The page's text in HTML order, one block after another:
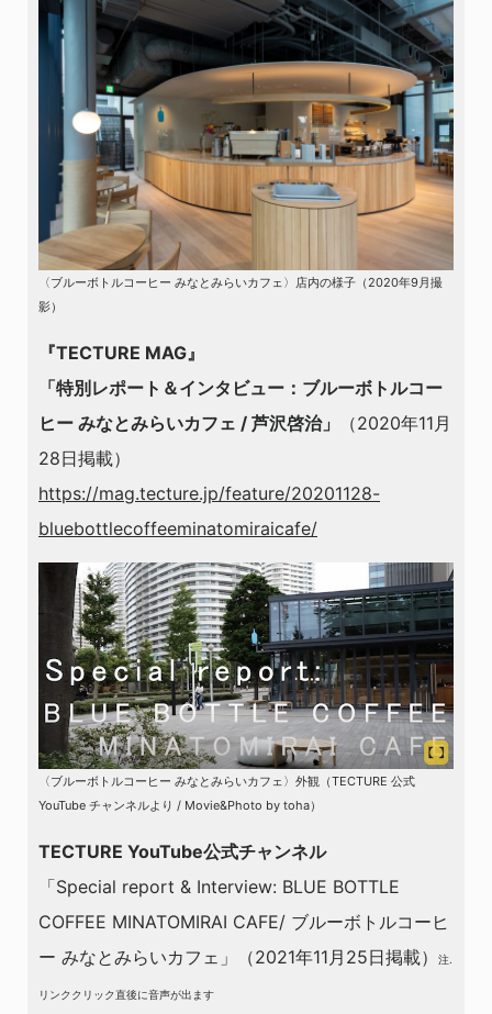
〈ブルーボトルコーヒー みなとみらいカフェ〉店内の様子（2020年9月撮
影）
『TECTURE MAG』
「特別レポート＆インタビュー：ブルーボトルコー
ヒー みなとみらいカフェ / 芦沢啓治」
（2020年11月
28日掲載）
https://mag.tecture.jp/feature/20201128-
bluebottlecoffeeminatomiraicafe/
〈ブルーボトルコーヒー みなとみらいカフェ〉外観（TECTURE 公式
YouTube チャンネルより / Movie&Photo by toha）
TECTURE YouTube公式チャンネル
「Special report & Interview: BLUE BOTTLE
COFFEE MINATOMIRAI CAFE/ ブルーボトルコーヒ
ー みなとみらいカフェ」（2021年11月25日掲載）
注.
リンククリック直後に音声が出ます